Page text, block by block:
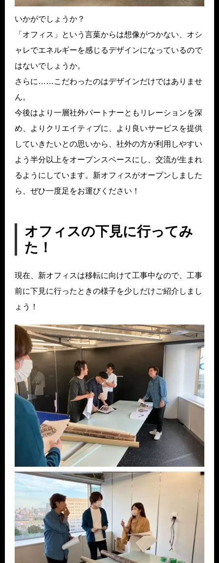
いかがでしょうか？
「オフィス」という言葉からは想像がつかない、オシ
ャレでエネルギーを感じるデザインになっているので
はないでしょうか。
さらに……こだわったのはデザインだけではありませ
ん。
今後はより一層社外パートナーともリレーションを深
め、よりクリエイティブに、より良いサービスを提供
していきたいとの思いから、社外の方が利用しやすい
よう半分以上をオープンスペースにし、交流が生まれ
るようにしています。新オフィスがオープンしました
ら、ぜひ一度足をお運びください！
オフィスの下見に行ってみ
た！
現在、新オフィスは移転に向けて工事中なので、工事
前に下見に行ったときの様子を少しだけご紹介しまし
ょう！